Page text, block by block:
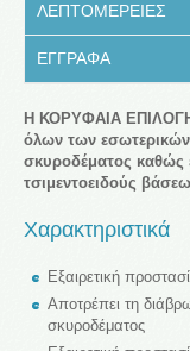
ΛΕΠΤΟΜΕΡΕΙΕΣ
ΕΓΓΡΑΦΑ
Η ΚΟΡΥΦΑΙΑ ΕΠΙΛΟΓΗ
όλων των εσωτερικών
σκυροδέματος καθώς
τσιμεντοειδούς
Χαρακτηριστικά
Εξαιρετική
Αποτρέπει τη
σκυροδέματος